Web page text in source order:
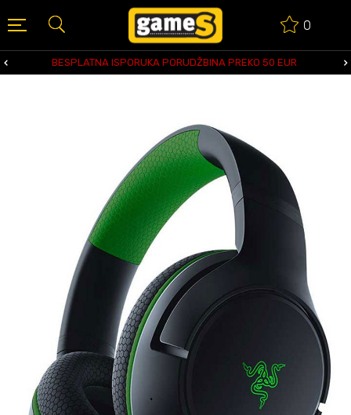
0
BESPLATNA ISPORUKA PORUDŽBINA PREKO 50 EUR